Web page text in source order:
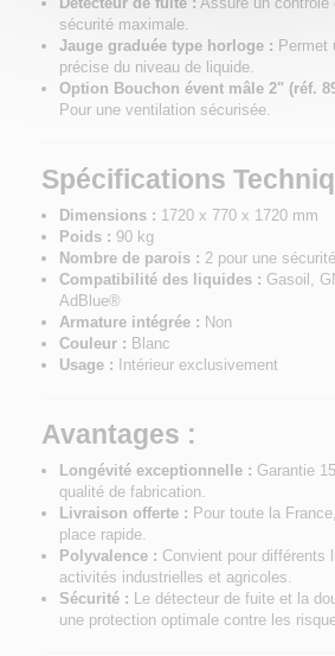
sécurité maximale.
Jauge graduée type horloge : Permet
précise du niveau de liquide.
Option Bouchon évent mâle 2" (réf.
Pour une ventilation sécurisée.
Spécifications
Dimensions : 1720 x 770 x 1720 mm
Poids : 90 kg
Nombre de parois : 2 pour une
Compatibilité des liquides : Gasoil,
AdBlue®
Armature intégrée : Non
Couleur : Blanc
Usage : Intérieur exclusivement
Avantages :
Longévité exceptionnelle : Garantie
qualité de fabrication.
Livraison offerte : Pour toute la
place rapide.
Polyvalence : Convient pour différents
activités industrielles et agricoles.
Sécurité : Le détecteur de fuite et la
une protection optimale contre les